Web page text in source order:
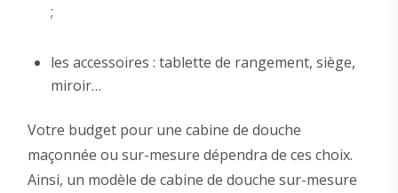
;
les accessoires : tablette de rangement, siège,
miroir…
Votre budget pour une cabine de douche
maçonnée ou sur-mesure dépendra de ces choix.
Ainsi, un modèle de cabine de douche sur-mesure